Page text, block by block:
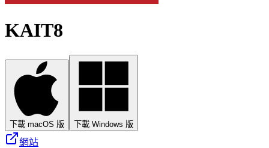
KAIT8
下載 macOS 版 下載 Windows 版
網站